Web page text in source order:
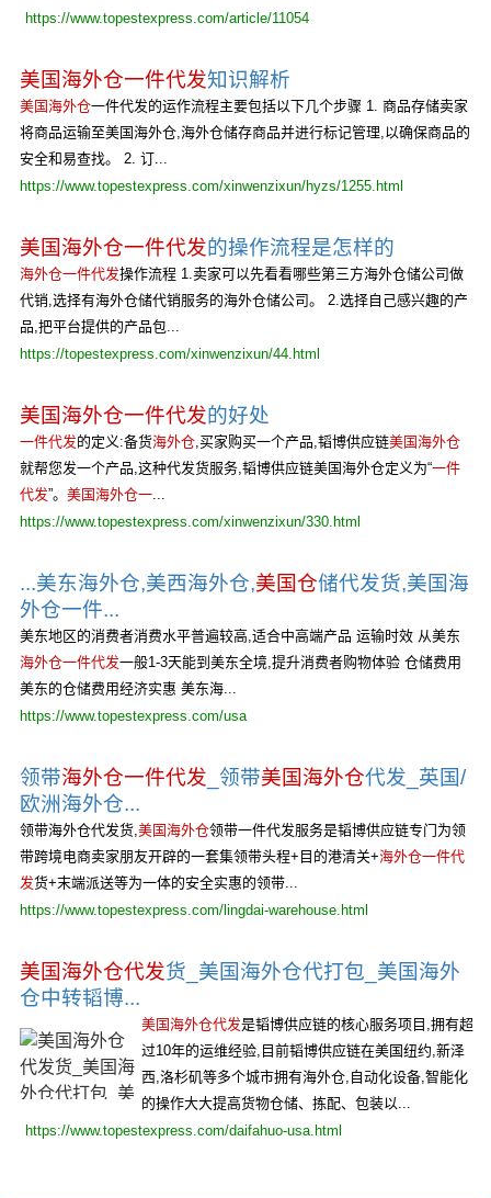
https://www.topestexpress.com/article/11054
美国海外仓一件代发知识解析
美国海外仓一件代发的运作流程主要包括以下几个步骤 1. 商品存储卖家
将商品运输至美国海外仓,海外仓储存商品并进行标记管理,以确保商品的
安全和易查找。 2. 订...
https://www.topestexpress.com/xinwenzixun/hyzs/1255.html
美国海外仓一件代发的操作流程是怎样的
海外仓一件代发操作流程 1.卖家可以先看看哪些第三方海外仓储公司做
代销,选择有海外仓储代销服务的海外仓储公司。 2.选择自己感兴趣的产
品,把平台提供的产品包...
https://topestexpress.com/xinwenzixun/44.html
美国海外仓一件代发的好处
一件代发的定义:备货海外仓,买家购买一个产品,韬博供应链美国海外仓
就帮您发一个产品,这种代发货服务,韬博供应链美国海外仓定义为“一件
代发”。 美国海外仓一...
https://www.topestexpress.com/xinwenzixun/330.html
...美东海外仓,美西海外仓,美国仓储代发货,美国海
外仓一件...
美东地区的消费者消费水平普遍较高,适合中高端产品 运输时效 从美东
海外仓一件代发一般1-3天能到美东全境,提升消费者购物体验 仓储费用
美东的仓储费用经济实惠 美东海...
https://www.topestexpress.com/usa
领带海外仓一件代发 _领带美国海外仓代发_英国/
欧洲海外仓...
领带海外仓代发货,美国海外仓领带一件代发服务是韬博供应链专门为领
带跨境电商卖家朋友开辟的一套集领带头程+目的港清关+海外仓一件代
发货+末端派送等为一体的安全实惠的领带...
https://www.topestexpress.com/lingdai-warehouse.html
美国海外仓代发货_美国海外仓代打包_美国海外
仓中转韬博...
美国海外仓代发是韬博供应链的核心服务项目,拥有超
过10年的运维经验,目前韬博供应链在美国纽约,新泽
西,洛杉矶等多个城市拥有海外仓,自动化设备,智能化
的操作大大提高货物仓储、拣配、包装以...
https://www.topestexpress.com/daifahuo-usa.html